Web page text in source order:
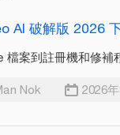
AI 破解版 2026
檔案到註冊機和修補
Nok 2026